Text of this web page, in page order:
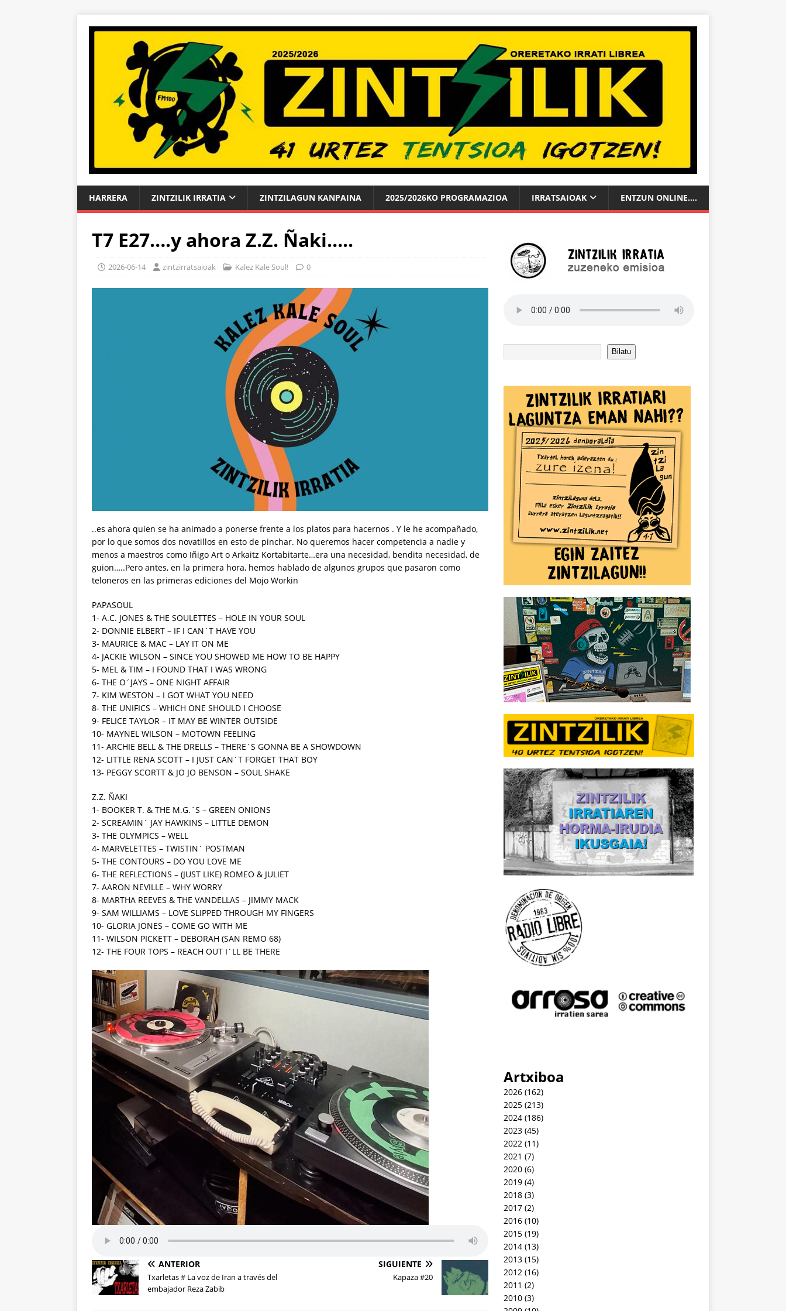
HARRERA ZINTZILIK IRRATIA ZINTZILAGUN KANPAINA 2025/2026KO PROGRAMAZIOA IRRATSAIOAK ENTZUN ONLINE….
T7 E27….y ahora Z.Z. Ñaki…..
2026-06-14 zintzirratsaioak Kalez Kale Soul! 0
..es ahora quien se ha animado a ponerse frente a los platos para hacernos . Y le he acompañado,
por lo que somos dos novatillos en esto de pinchar. No queremos hacer competencia a nadie y
menos a maestros como Iñigo Art o Arkaitz Kortabitarte…era una necesidad, bendita necesidad, de
guion…..Pero antes, en la primera hora, hemos hablado de algunos grupos que pasaron como
teloneros en las primeras ediciones del Mojo Workin
PAPASOUL
1- A.C. JONES & THE SOULETTES – HOLE IN YOUR SOUL
2- DONNIE ELBERT – IF I CAN´T HAVE YOU
3- MAURICE & MAC – LAY IT ON ME
4- JACKIE WILSON – SINCE YOU SHOWED ME HOW TO BE HAPPY
5- MEL & TIM – I FOUND THAT I WAS WRONG
6- THE O´JAYS – ONE NIGHT AFFAIR
7- KIM WESTON – I GOT WHAT YOU NEED
8- THE UNIFICS – WHICH ONE SHOULD I CHOOSE
9- FELICE TAYLOR – IT MAY BE WINTER OUTSIDE
10- MAYNEL WILSON – MOTOWN FEELING
11- ARCHIE BELL & THE DRELLS – THERE´S GONNA BE A SHOWDOWN
12- LITTLE RENA SCOTT – I JUST CAN´T FORGET THAT BOY
13- PEGGY SCORTT & JO JO BENSON – SOUL SHAKE
Z.Z. ÑAKI
1- BOOKER T. & THE M.G.´S – GREEN ONIONS
2- SCREAMIN´ JAY HAWKINS – LITTLE DEMON
3- THE OLYMPICS – WELL
4- MARVELETTES – TWISTIN´ POSTMAN
5- THE CONTOURS – DO YOU LOVE ME
6- THE REFLECTIONS – (JUST LIKE) ROMEO & JULIET
7- AARON NEVILLE – WHY WORRY
8- MARTHA REEVES & THE VANDELLAS – JIMMY MACK
9- SAM WILLIAMS – LOVE SLIPPED THROUGH MY FINGERS
10- GLORIA JONES – COME GO WITH ME
11- WILSON PICKETT – DEBORAH (SAN REMO 68)
12- THE FOUR TOPS – REACH OUT I´LL BE THERE
ANTERIOR
Txarletas # La voz de Iran a través del
embajador Reza Zabib
SIGUIENTE
Kapaza #20
Bilatu
Artxiboa
2026(162)
2025(213)
2024(186)
2023(45)
2022 (11)
2021 (7)
2020(6)
2019(4)
2018(3)
2017(2)
2016(10)
2015(19)
2014(13)
2013(15)
2012 (16)
2011 (2)
2010(3)